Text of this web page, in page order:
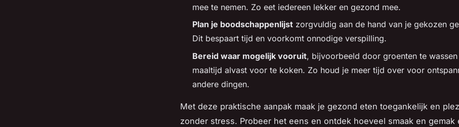
mee te nemen. Zo eet iedereen lekker en gezond mee.
Plan je boodschappenlijst zorgvuldig aan de hand van je gekozen
Dit bespaart tijd en voorkomt onnodige verspilling.
Bereid waar mogelijk vooruit, bijvoorbeeld door groenten te
maaltijd alvast voor te koken. Zo houd je meer tijd over voor
andere dingen.
Met deze praktische aanpak maak je gezond eten toegankelijk en
zonder stress. Probeer het eens en ontdek hoeveel smaak en gemak